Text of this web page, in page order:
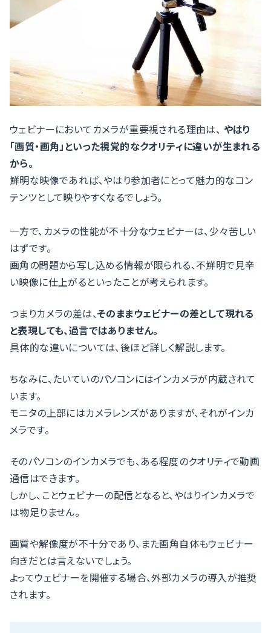
ウェビナーにおいてカメラが重要視される理由は、 やはり
「画質・画角」といった視覚的なクオリティに違いが生まれる
から。
鮮明な映像であれば、やはり参加者にとって魅力的なコン
テンツとして映りやすくなるでしょう。
一方で、カメラの性能が不十分なウェビナーは、少々苦しい
はずです。
画角の問題から写し込める情報が限られる、不鮮明で見辛
い映像に仕上がるといったことが考えられます。
つまりカメラの差は、そのままウェビナーの差として現れる
と表現しても、過言ではありません。
具体的な違いについては、後ほど詳しく解説します。
ちなみに、たいていのパソコンにはインカメラが内蔵されて
います。
モニタの上部にはカメラレンズがありますが、それがインカ
メラです。
そのパソコンのインカメラでも、ある程度のクオリティで動画
通信はできます。
しかし、ことウェビナーの配信となると、やはりインカメラで
は物足りません。
画質や解像度が不十分であり、また画角自体もウェビナー
向きだとは言えないでしょう。
よってウェビナーを開催する場合、外部カメラの導入が推奨
されます。